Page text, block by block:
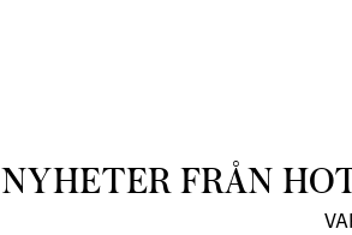
NYHETER FRÅN